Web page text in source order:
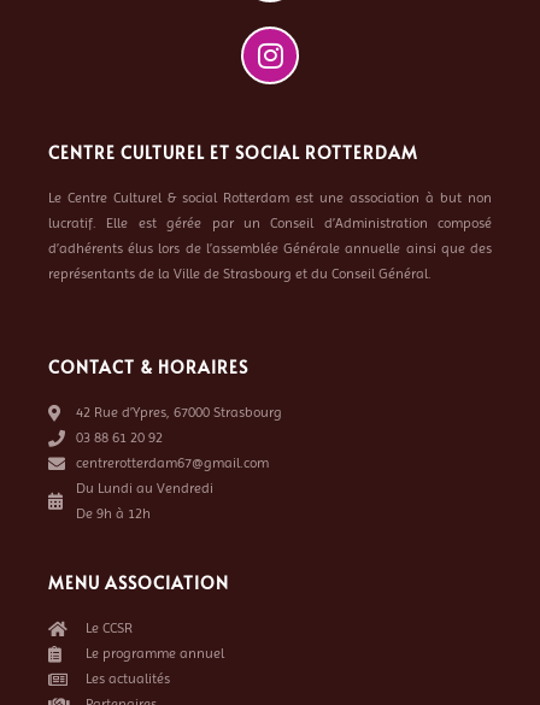
CENTRE CULTUREL ET SOCIAL ROTTERDAM
Le Centre Culturel & social Rotterdam est une association à but non
lucratif. Elle est gérée par un Conseil d’Administration composé
d’adhérents élus lors de l’assemblée Générale annuelle ainsi que des
représentants de la Ville de Strasbourg et du Conseil Général.
CONTACT & HORAIRES
42 Rue d’Ypres, 67000 Strasbourg
03 88 61 20 92
centrerotterdam67@gmail.com
Du Lundi au Vendredi
De 9h à 12h
MENU ASSOCIATION
Le CCSR
Le programme annuel
Les actualités